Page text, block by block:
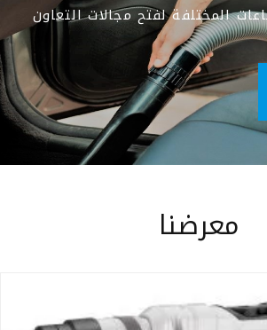
المختلفة لفتح مجالات التعاون
معرضنا